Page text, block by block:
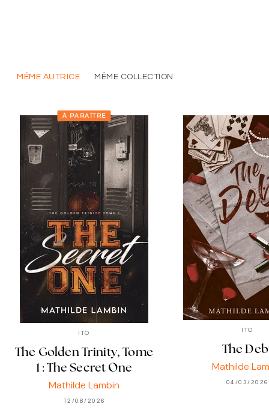
MÊME AUTRICE MÊME COLLECTION
À PARAÎTRE
ITO
The Golden Trinity, Tome
1 : The Secret One
Mathilde Lambin
12/08/2026
ITO
The
Mathilde
04/03/2026